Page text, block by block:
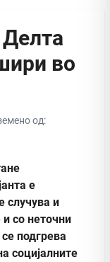
во
од:
е
случува и
со неточни
подгрева
социјалните